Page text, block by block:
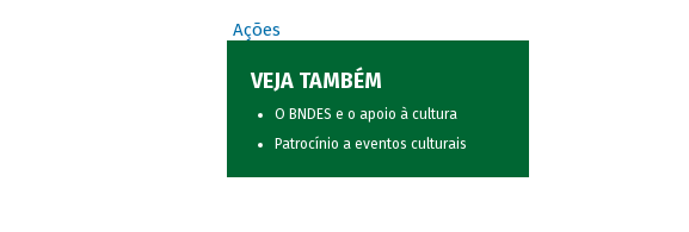
Ações
VEJA TAMBÉM
O BNDES e o apoio à cultura
Patrocínio a eventos culturais